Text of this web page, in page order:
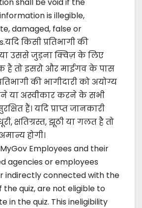
is illegible,
damaged, false or
किसी प्रतिभागी की
या उससे जुड़ना क्विज़ के लिए
है तो इसरो और माईगव के पास
की भागीदारी को अयोग्य
या अस्वीकार करने के सभी
हैं। यदि प्राप्त जानकारी
क्षतिग्रस्त, झूठी या गलत है तो
होगी।
MyGov Employees and their
agencies or employees
indirectly connected with the
the quiz, are not eligible to
in the quiz. This ineligibility